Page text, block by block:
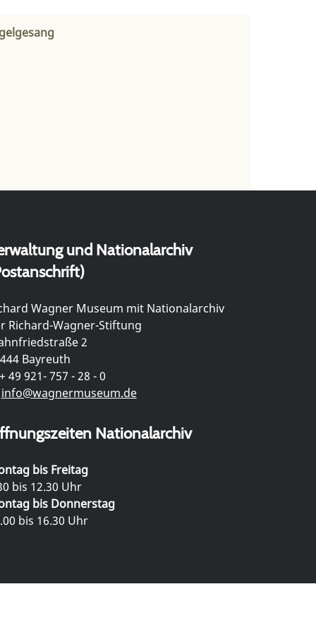
und Nationalarchiv
Wagner Museum mit Nationalarchiv
Richard-Wagner-Stiftung
2
Bayreuth
49 921- 757 - 28 - 0
info@wagnermuseum.de
Nationalarchiv
bis Freitag
bis 12.30 Uhr
bis Donnerstag
bis 16.30 Uhr